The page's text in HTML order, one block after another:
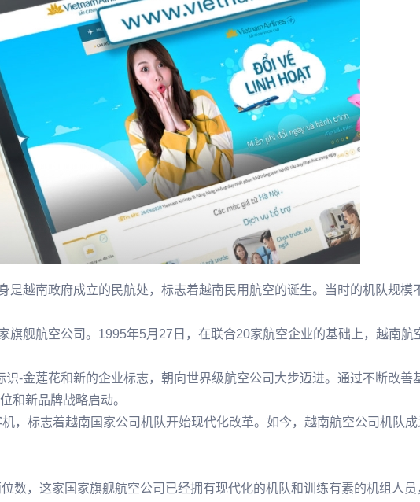
是越南政府成立的民航处，标志着越南民用航空的诞生。当时的机队规模
旗舰航空公司。1995年5月27日，在联合20家航空企业的基础上，越南航
-金莲花和新的企业标志，朝向世界级航空公司大步迈进。通过不断改善
和新品牌战略启动。
，标志着越南国家公司机队开始现代化改革。如今，越南航空公司机队成
数，这家国家旗舰航空公司已经拥有现代化的机队和训练有素的机组人